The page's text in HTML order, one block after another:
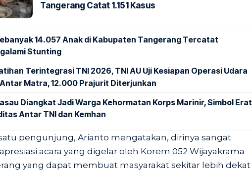
Tangerang Catat 1.151 Kasus
14.057 Anak di Kabupaten Tangerang Tercatat
Stunting
Terintegrasi TNI 2026, TNI AU Uji Kesiapan Operasi Udara
Matra, 12.000 Prajurit Diterjunkan
Diangkat Jadi Warga Kehormatan Korps Marinir, Simbol Erat
Antar TNI dan Kemhan
pengunjung, Arianto mengatakan, dirinya sangat
acara yang digelar oleh Korem 052 Wijayakrama
yang dapat membuat masyarakat sekitar lebih dekat